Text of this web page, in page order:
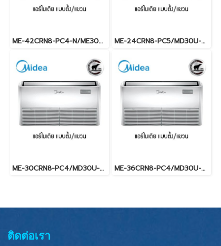
ME-42CRN8-PC4-N/ME30U-42CN8-SC4-N (3เฟส/380V.) Midea รุ่นแขวนใต้ฝ้าเพดาน Fixed Speed น้ำยา R32 พร้อมบริการติดตั้ง ME-24CRN8-PC5/MD30U-24CN8-PC5 (220V.) Midea รุ่นแขวนใต้ฝ้าเพดาน Fixed Speed น้ำยา R32 พร้อมบริการติดตั้ง
ME-30CRN8-PC4/MD30U-30CN8-PC4-N (220V.) Midea รุ่นแขวนใต้ฝ้าเพดาน Fixed Speed น้ำยา R32 พร้อมบริการติดตั้ง ME-36CRN8-PC4/MD30U-36CN8-PC4 (220V.) Midea รุ่นแขวนใต้ฝ้าเพดาน Fixed Speed น้ำยา R32 พร้อมบริการติดตั้ง
ติดต่อเรา